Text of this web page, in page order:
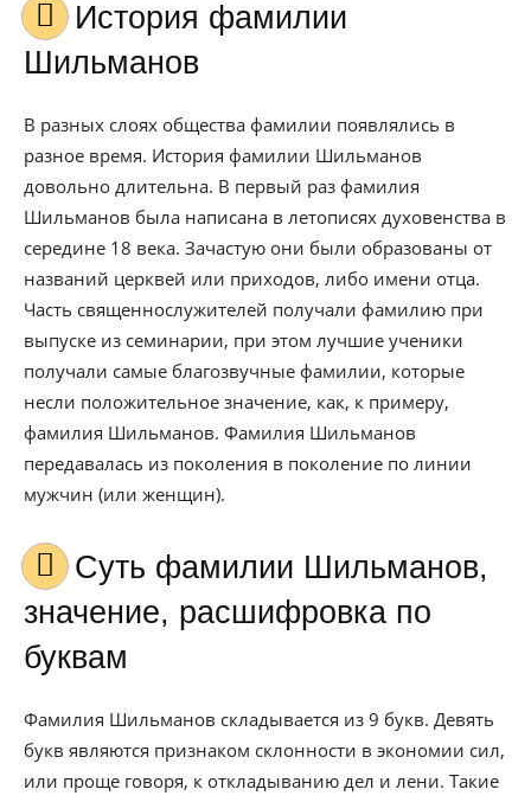
История фамилии
Шильманов
В разных слоях общества фамилии появлялись в
разное время. История фамилии Шильманов
довольно длительна. В первый раз фамилия
Шильманов была написана в летописях духовенства в
середине 18 века. Зачастую они были образованы от
названий церквей или приходов, либо имени отца.
Часть священнослужителей получали фамилию при
выпуске из семинарии, при этом лучшие ученики
получали самые благозвучные фамилии, которые
несли положительное значение, как, к примеру,
фамилия Шильманов. Фамилия Шильманов
передавалась из поколения в поколение по линии
мужчин (или женщин).
Cуть фамилии Шильманов,
значение, расшифровка по
буквам
Фамилия Шильманов складывается из 9 букв. Девять
букв являются признаком склонности в экономии сил,
или проще говоря, к откладыванию дел и лени. Такие